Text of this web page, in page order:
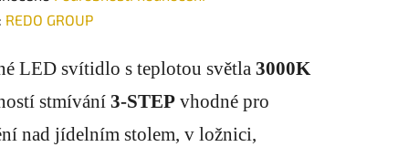
REDO GROUP
LED svítidlo s teplotou světla 3000K
stmívání 3-STEP vhodné pro
nad jídelním stolem, v ložnici,